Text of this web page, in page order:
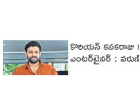
కొరియన్ కనకరాజు
ఎంటర్‌టైనర్ :